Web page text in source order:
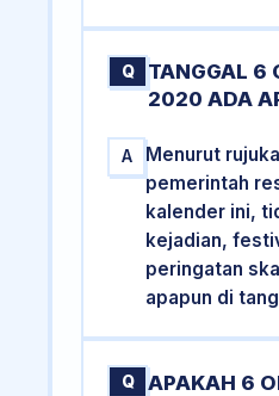
Q
TANGGAL 6
2020 ADA
A
Menurut
pemerintah
kalender ini,
kejadian,
peringatan
apapun di
Q
APAKAH 6